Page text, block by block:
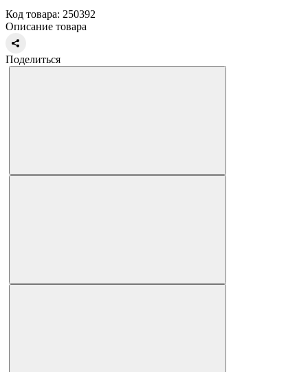
Код товара: 250392
Описание товара
Поделиться